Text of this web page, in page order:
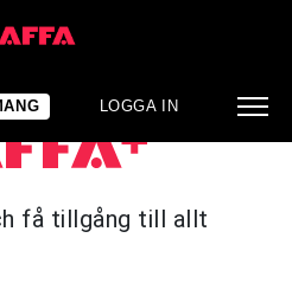
LOGGA IN
få tillgång till allt